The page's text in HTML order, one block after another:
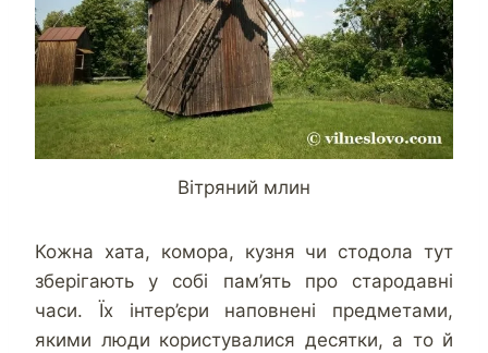
Вітряний млин
Кожна хата, комора, кузня чи стодола тут
зберігають у собі пам’ять про стародавні
часи. Їх інтер’єри наповнені предметами,
якими люди користувалися десятки, а то й